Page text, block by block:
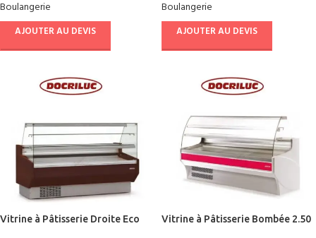
Boulangerie
AJOUTER AU DEVIS
Boulangerie
AJOUTER AU DEVIS
Vitrine à Pâtisserie Droite Eco
Vitrine à Pâtisserie Bombée 2.50